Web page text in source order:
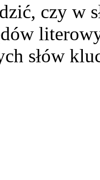
czy w
słów